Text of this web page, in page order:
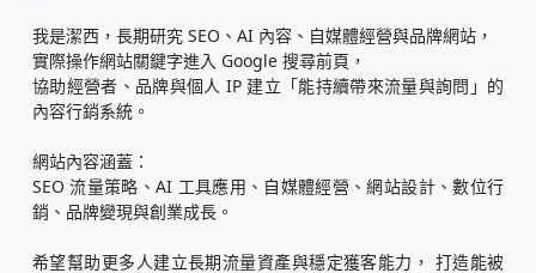
我是潔西，長期研究 SEO、AI 內容、自媒體經營與品牌網站，
實際操作網站關鍵字進入 Google 搜尋前頁，
協助經營者、品牌與個人 IP 建立「能持續帶來流量與詢問」的
內容行銷系統。
網站內容涵蓋：
SEO 流量策略、AI 工具應用、自媒體經營、網站設計、數位行
銷、品牌變現與創業成長。
希望幫助更多人建立長期流量資產與穩定獲客能力， 打造能被